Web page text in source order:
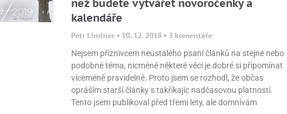
než budete vytvářet novoročenky a
kalendáře
Petr Lindner 10. 12. 2018 3 komentáře
Nejsem příznivcem neustálého psaní článků na stejné nebo
podobné téma, nicméně některé věci je dobré si připomínat
víceméně pravidelně. Proto jsem se rozhodl, že občas
opráším starší články s takříkajíc nadčasovou platností.
Tento jsem publikoval před třemi lety, ale domnívám